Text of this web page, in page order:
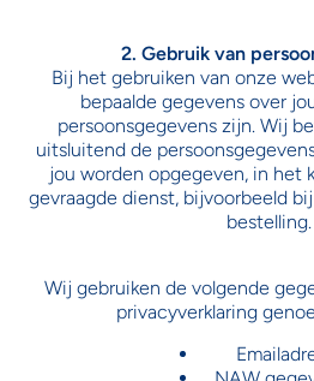
2. Gebruik van
Bij het gebruiken van onze
bepaalde gegevens over
persoonsgegevens zijn. Wij
uitsluitend de
jou worden opgegeven, in het
gevraagde dienst, bijvoorbeeld
bestelling.
Wij gebruiken de volgende
privacyverklaring